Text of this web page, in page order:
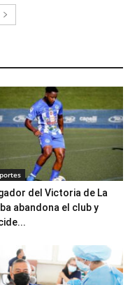
del Victoria de La
abandona el club y